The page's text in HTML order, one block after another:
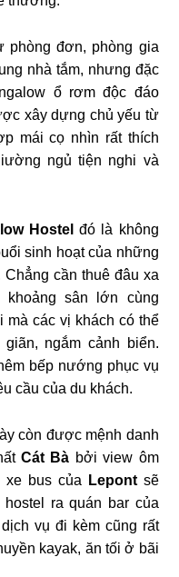
phòng đơn, phòng gia
nhà tắm, nhưng đặc
ổ rơm độc đáo
xây dựng chủ yếu từ
mái cọ nhìn rất thích
ngủ tiện nghi và
Hostelđó là không
sinh hoạt của những
cần thuê đâu xa
khoảng sân lớn cùng
mà các vị khách có thể
ngắm cảnh biển.
bếp nướng phục vụ
cầu của du khách.
còn được mệnh danh
Cát Bà bởi view ôm
xe bus của
Lepontsẽ
ra quán bar của
vụ đi kèm cũng rất
kayak, ăn tối ở bãi